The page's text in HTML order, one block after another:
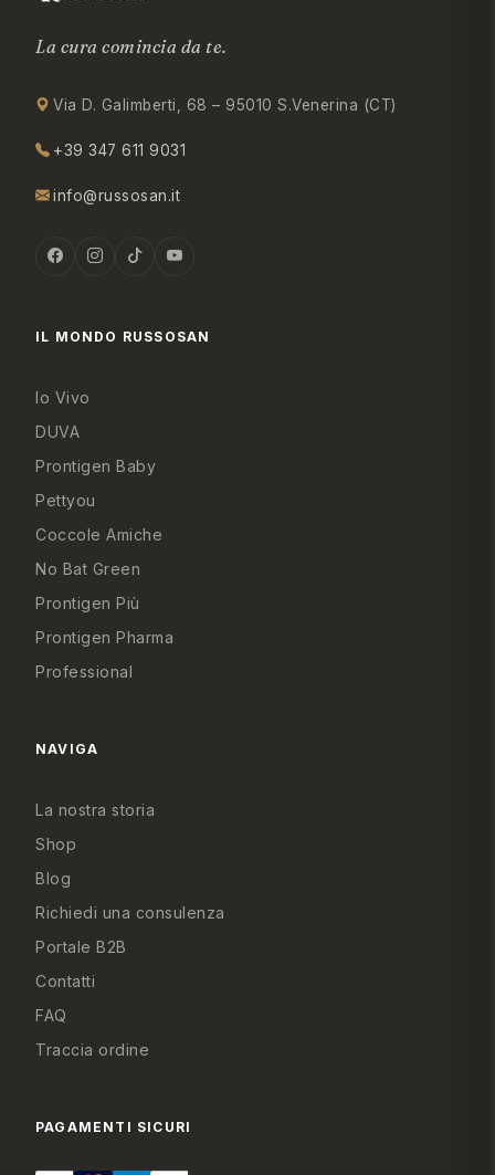
La cura comincia da te.
Via D. Galimberti, 68 – 95010 S.Venerina (CT)
+39 347 611 9031
info@russosan.it
IL MONDO RUSSOSAN
Io Vivo
DUVA
Prontigen Baby
Pettyou
Coccole Amiche
No Bat Green
Prontigen Più
Prontigen Pharma
Professional
NAVIGA
La nostra storia
Shop
Blog
Richiedi una consulenza
Portale B2B
Contatti
FAQ
Traccia ordine
PAGAMENTI SICURI
Anna Maugeri Russo